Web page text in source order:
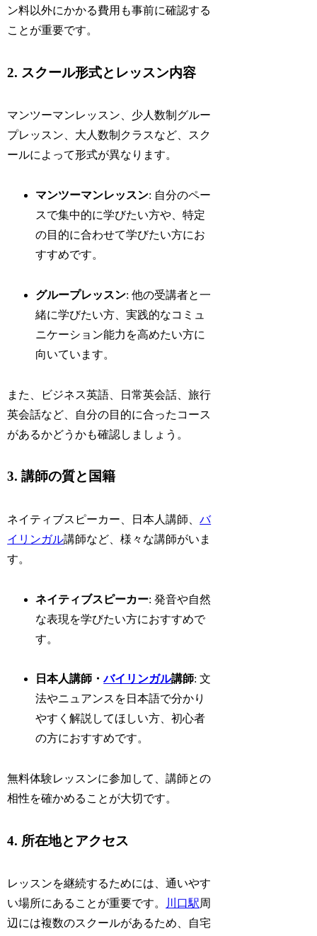
ン料以外にかかる費用も事前に確認する
ことが重要です。
2. スクール形式とレッスン内容
マンツーマンレッスン、少人数制グルー
プレッスン、大人数制クラスなど、スク
ールによって形式が異なります。
マンツーマンレッスン: 自分のペー
スで集中的に学びたい方や、特定
の目的に合わせて学びたい方にお
すすめです。
グループレッスン: 他の受講者と一
緒に学びたい方、実践的なコミュ
ニケーション能力を高めたい方に
向いています。
また、ビジネス英語、日常英会話、旅行
英会話など、自分の目的に合ったコース
があるかどうかも確認しましょう。
3. 講師の質と国籍
ネイティブスピーカー、日本人講師、バ
イリンガル講師など、様々な講師がいま
す。
ネイティブスピーカー: 発音や自然
な表現を学びたい方におすすめで
す。
日本人講師・バイリンガル講師: 文
法やニュアンスを日本語で分かり
やすく解説してほしい方、初心者
の方におすすめです。
無料体験レッスンに参加して、講師との
相性を確かめることが大切です。
4. 所在地とアクセス
レッスンを継続するためには、通いやす
い場所にあることが重要です。
川口駅周
辺には複数のスクールがあるため、自宅